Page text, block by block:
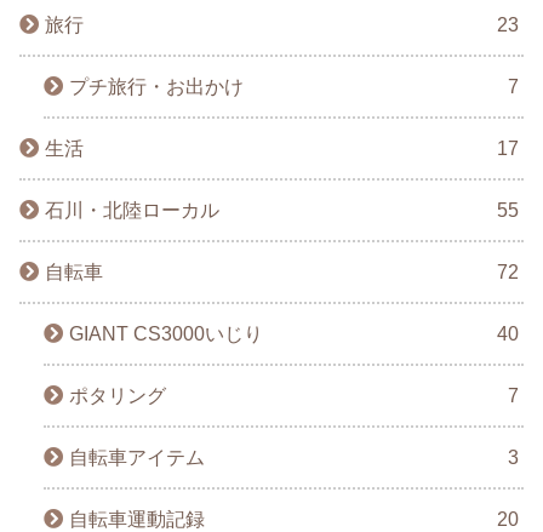
旅行 23
プチ旅行・お出かけ 7
生活 17
石川・北陸ローカル 55
自転車 72
GIANT CS3000いじり 40
ポタリング 7
自転車アイテム 3
自転車運動記録 20